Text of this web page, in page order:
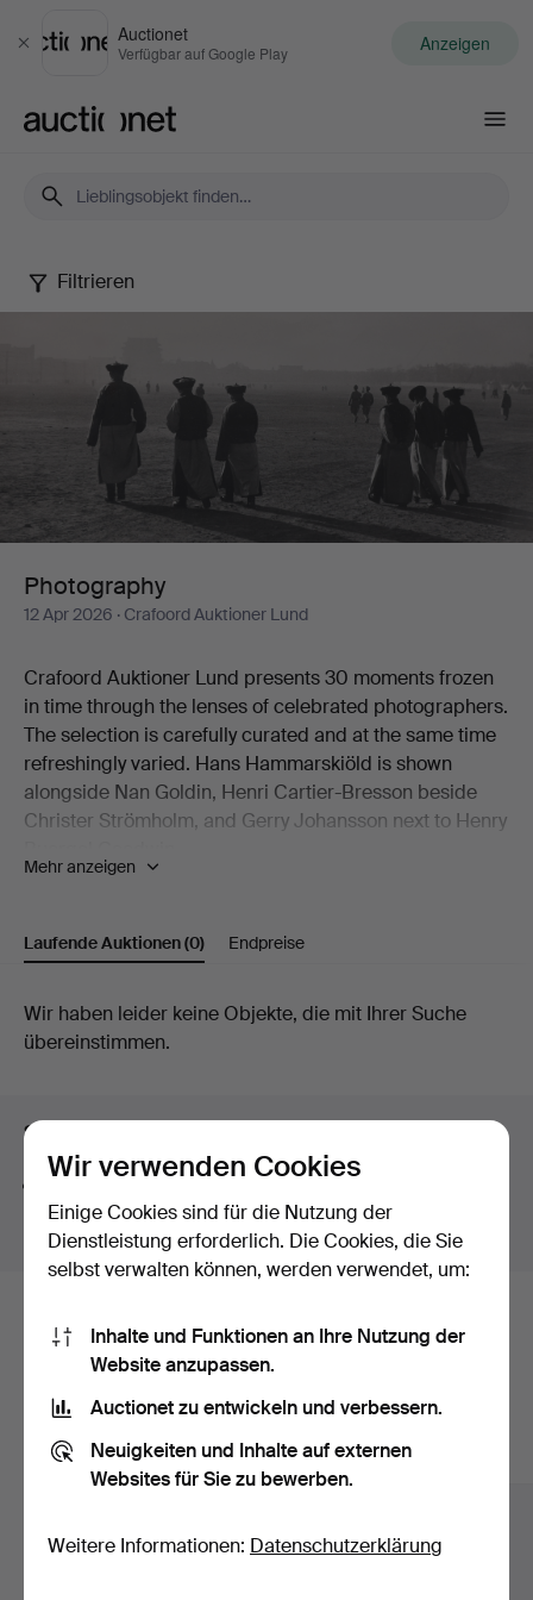
Schließen
Auctionet
Verfügbar auf Google Play Anzeigen
Photography
Filtrieren
Photography
12 Apr 2026 · Crafoord Auktioner Lund
Crafoord Auktioner Lund presents 30 moments frozen
in time through the lenses of celebrated photographers.
The selection is carefully curated and at the same time
refreshingly varied. Hans Hammarskiöld is shown
alongside Nan Goldin, Henri Cartier-Bresson beside
Christer Strömholm, and Gerry Johansson next to Henry
Two works by Esko Männikkö from his 1990s period are
nude studies.
Welcome to Crafoord Auktioner Lund!
Mehr anzeigen
Laufende Auktionen(0) Endpreise
Laufende
Wir haben leider keine Objekte, die mit Ihrer Suche
übereinstimmen.
Suchtipps
Wir suchen automatisch nach Teilen von Begriffen.
Geben Sie z.B.band ein, finden wir auch
Hier sind Objekte aus unserem
Archiv, die mit Ihrer Suche
übereinstimmen.
Alle Objekte anzeigen
Wir verwenden Cookies
Einige Cookies sind für die Nutzung der
Dienstleistung erforderlich. Die Cookies, die Sie
selbst verwalten können, werden verwendet, um:
Inhalte und Funktionen an Ihre Nutzung der
Website anzupassen.
Auctionet zu entwickeln und verbessern.
Neuigkeiten und Inhalte auf externen
Websites für Sie zu bewerben.
Weitere Informationen: Datenschutzerklärung